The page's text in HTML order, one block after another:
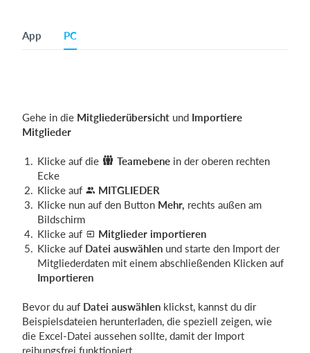
App PC
Gehe in die Mitgliederübersicht und Importiere
Mitglieder
Klicke auf die Teamebene in der oberen rechten
Ecke
Klicke auf
MITGLIEDER
Klicke nun auf den Button Mehr, rechts außen am
Bildschirm
Klicke auf
Mitglieder importieren
Klicke auf Datei auswählen und starte den Import der
Mitgliederdaten mit einem abschließenden Klicken auf
Importieren
Bevor du auf Datei auswählen klickst, kannst du dir
Beispielsdateien herunterladen, die speziell zeigen, wie
die Excel-Datei aussehen sollte, damit der Import
reibungsfrei funktioniert.